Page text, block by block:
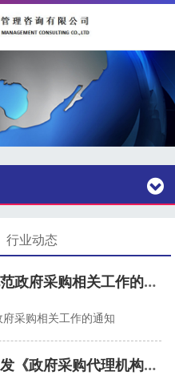
行业动态
关于进一步规范政府采购相关工作的通知
采购相关工作的通知
财政部关于印发《政府采购代理机构管理暂行办法》的通知